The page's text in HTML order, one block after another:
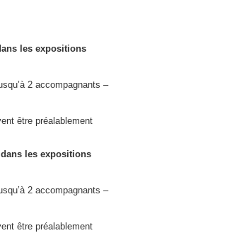
les expositions
2 accompagnants –
être préalablement
les expositions
2 accompagnants –
être préalablement